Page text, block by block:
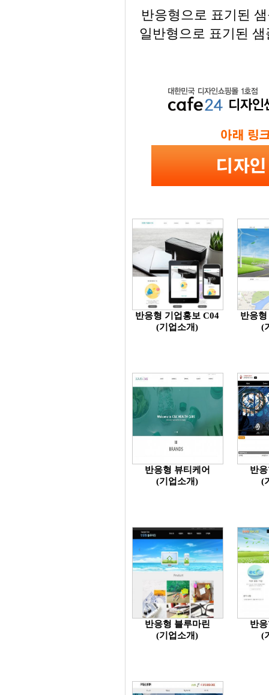
반응형으로 표기된
일반형으로 표기된
반응형 기업홍보 C04
(기업소개)
반응
(
반응형 뷰티케어
(기업소개)
반
(
반응형 블루마린
(기업소개)
반
(